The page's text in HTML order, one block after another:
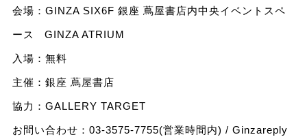
会場：GINZA SIX6F 銀座 蔦屋書店内中央イベントスペ
ース GINZA ATRIUM
⼊場：無料
主催：銀座 蔦屋書店
協⼒：GALLERY TARGET
お問い合わせ：03-3575-7755(営業時間内) / Ginzareply